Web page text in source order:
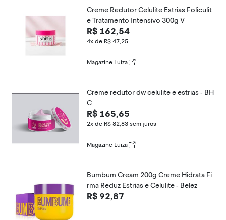
Creme Redutor Celulite Estrias Foliculit
e Tratamento Intensivo 300g V
R$ 162,54
4x de R$ 47,25
Magazine Luiza
Creme redutor dw celulite e estrias - BH
C
R$ 165,65
2x de R$ 82,83 sem juros
Magazine Luiza
Bumbum Cream 200g Creme Hidrata Fi
rma Reduz Estrias e Celulite - Belez
R$ 92,87